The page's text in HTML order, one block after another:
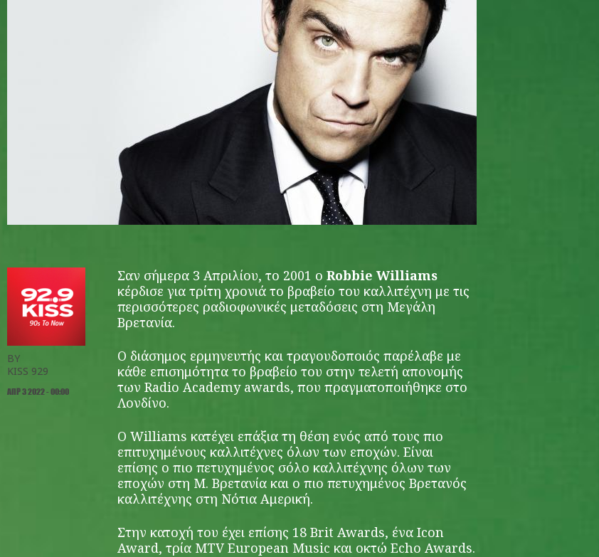
BY
KISS 929
ΑΠΡ 3 2022 - 00:00
Σαν σήμερα 3 Απριλίου, το 2001 ο Robbie Williams
κέρδισε για τρίτη χρονιά το βραβείο του καλλιτέχνη με τις
περισσότερες ραδιοφωνικές μεταδόσεις στη Μεγάλη
Βρετανία.
Ο διάσημος ερμηνευτής και τραγουδοποιός παρέλαβε με
κάθε επισημότητα το βραβείο του στην τελετή απονομής
των Radio Academy awards, που πραγματοποιήθηκε στο
Λονδίνο.
Ο Williams κατέχει επάξια τη θέση ενός από τους πιο
επιτυχημένους καλλιτέχνες όλων των εποχών. Είναι
επίσης ο πιο πετυχημένος σόλο καλλιτέχνης όλων των
εποχών στη Μ. Βρετανία και ο πιο πετυχημένος Βρετανός
καλλιτέχνης στη Νότια Αμερική.
Στην κατοχή του έχει επίσης 18 Brit Awards, ένα Icon
Award, τρία MTV European Music και οκτώ Echo Awards.